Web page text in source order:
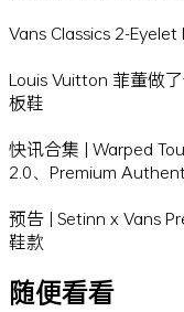
Vans Classics 2-
Louis Vuitton 菲董做
板鞋
快讯合集 | Warped
2.0、Premium
预告 | Setinn x Vans
鞋款
随便看看